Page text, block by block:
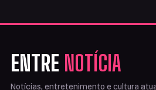
ENTRE NOTÍCIA
Notícias, entretenimento e cultura